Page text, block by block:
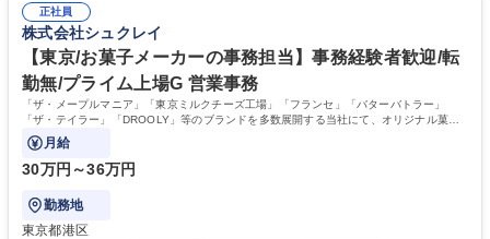
元様とのやり取り、輸入関連の書類の管理、国内倉庫での品質チェック、
工場開拓などがございます。 募集職種 【生産管理】キャラクターバック
や雑貨の生産・品質管理/年休125日/転勤無
め、『コツコツと実直に取り組める方』 ・工場やライセンス元を含む社内
外関係者と友好なコミュニケーションが取れる方 ※折衝は営業担当がメイ
ンで行います。 学歴・資格 学歴：大学院 大学 高専 短大 専修学校 高校 語
学力： 資格：
正社員
株式会社シュクレイ
【東京/お菓子メーカーの事務担当】事務経験者歓迎/転
勤無/プライム上場G 営業事務
「ザ・メープルマニア」「東京ミルクチーズ工場」「フランセ」「バターバトラー」
「ザ・テイラー」「DROOLY」等のブランドを多数展開する当社にて、オリジナル菓子
ブランド商品の事務業務をお任せいたします。
月給
30万円～36万円
勤務地
東京都港区